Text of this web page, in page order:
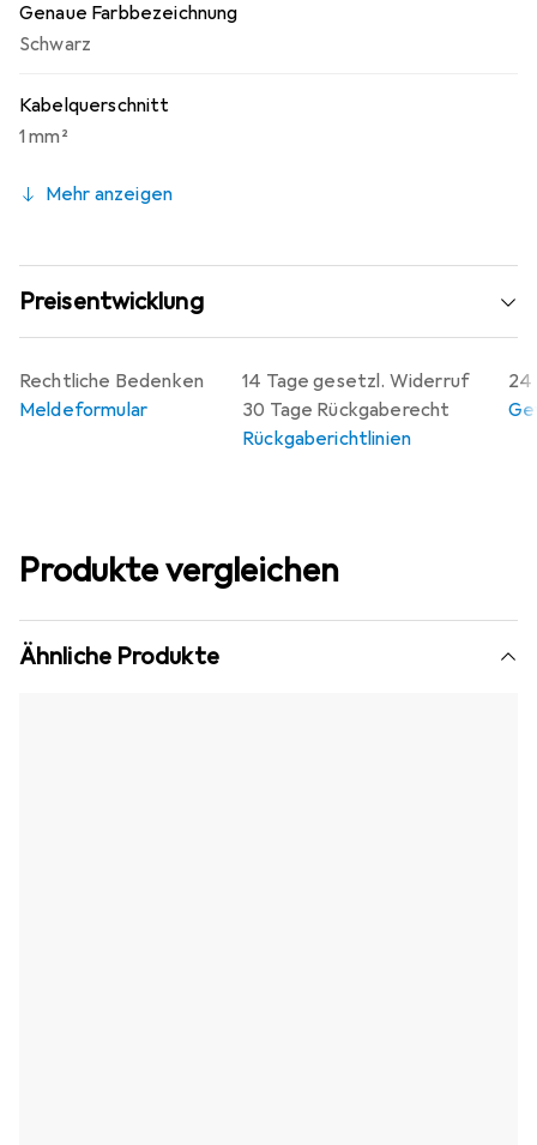
Genaue Farbbezeichnung
Schwarz
Kabelquerschnitt
1 mm²
Mehr anzeigen
Preisentwicklung
14 Tage gesetzl. Widerruf
30 Tage Rückgaberecht
Rückgaberichtlinien
24
Rechtliche Bedenken
Meldeformular
Produkte vergleichen
Ähnliche Produkte